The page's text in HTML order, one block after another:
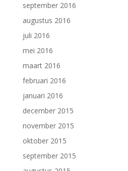
september 2016
augustus 2016
juli 2016
mei 2016
maart 2016
februari 2016
januari 2016
december 2015
november 2015
oktober 2015
september 2015